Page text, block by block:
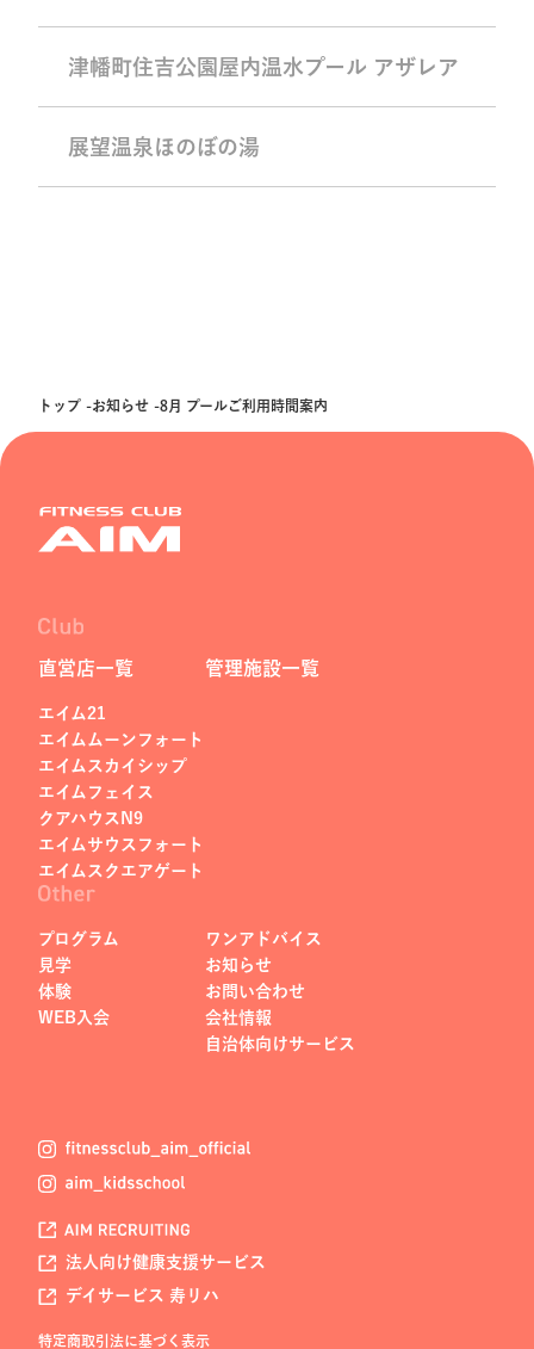
津幡町住吉公園屋内温水プール アザレア
展望温泉ほのぼの湯
トップ お知らせ 8月 プールご利用時間案内
直営店一覧
エイム21
エイムムーンフォート
エイムスカイシップ
エイムフェイス
クアハウスN9
エイムサウスフォート
エイムスクエアゲート
管理施設一覧
プログラム
見学
体験
WEB入会
ワンアドバイス
お知らせ
お問い合わせ
会社情報
自治体向けサービス
法人向け健康支援サービス
デイサービス 寿リハ
特定商取引法に基づく表示